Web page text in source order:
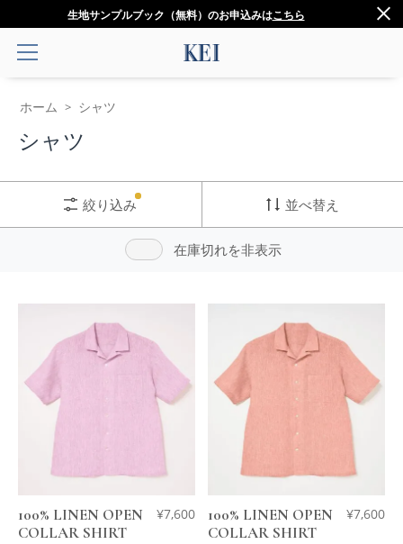
生地サンプルブック（無料）のお申込みはこちら
ホーム > シャツ
シャツ
絞り込み 並べ替え
在庫切れを非表示
100% LINEN OPEN
COLLAR SHIRT
¥7,600
100% LINEN OPEN
COLLAR SHIRT
¥7,600